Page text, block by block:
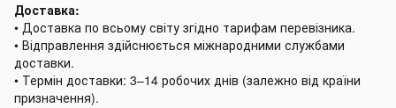
Доставка:
• Доставка по всьому світу згідно тарифам перевізника.
• Відправлення здійснюється міжнародними службами
доставки.
• Термін доставки: 3–14 робочих днів (залежно від країни
призначення).